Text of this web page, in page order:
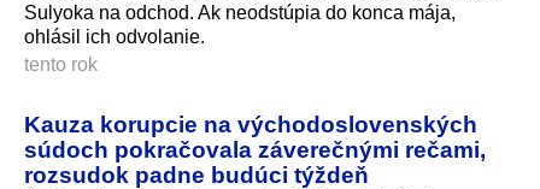
Sulyoka na odchod. Ak neodstúpia do konca mája,
ohlásil ich odvolanie.
tento rok
Kauza korupcie na východoslovenských
súdoch pokračovala záverečnými rečami,
rozsudok padne budúci týždeň